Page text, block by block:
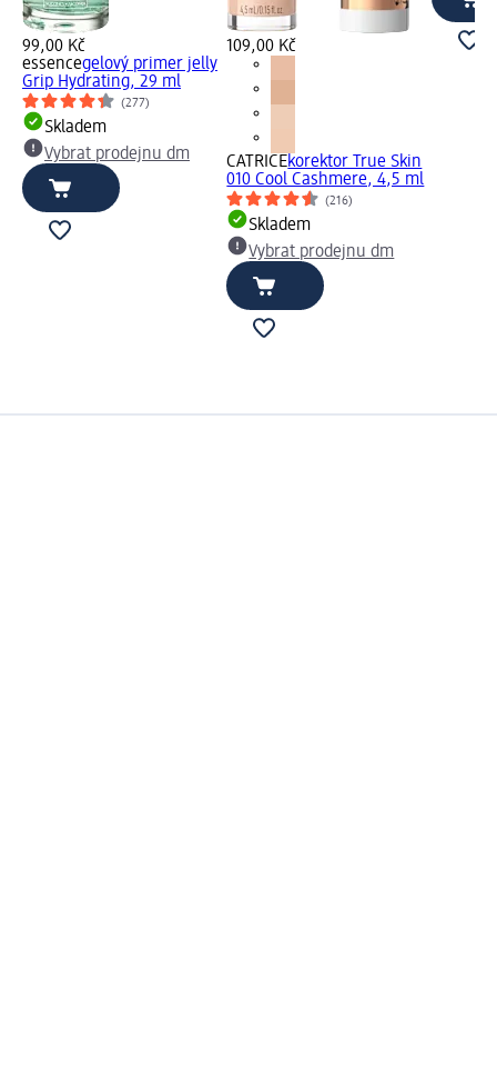
99,00 Kč
essencegelový primer jelly
Grip Hydrating, 29 ml
(277)
Skladem
Vybrat prodejnu dm
109,00 Kč
CATRICEkorektor True Skin
010 Cool Cashmere, 4,5 ml
(216)
Skladem
Vybrat prodejnu dm